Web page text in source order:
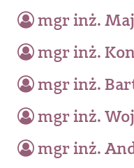
mgr inż.
mgr inż.
mgr inż.
mgr inż.
mgr inż.